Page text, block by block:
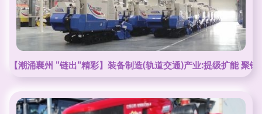
【潮涌襄州 "链出"精彩】装备制造(轨道交通)产业:提级扩能 聚链